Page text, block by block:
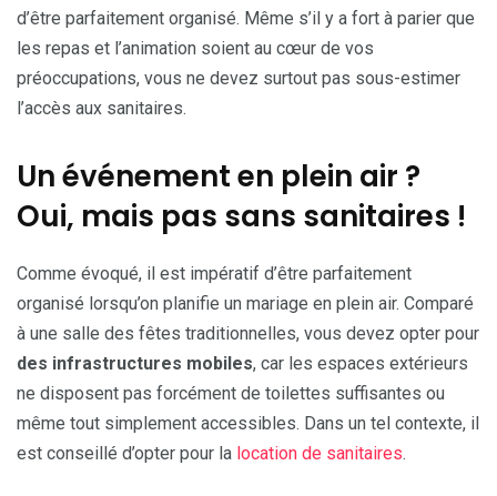
d’être parfaitement organisé. Même s’il y a fort à parier que
les repas et l’animation soient au cœur de vos
préoccupations, vous ne devez surtout pas sous-estimer
l’accès aux sanitaires.
Un événement en plein air ?
Oui, mais pas sans sanitaires !
Comme évoqué, il est impératif d’être parfaitement
organisé lorsqu’on planifie un mariage en plein air. Comparé
à une salle des fêtes traditionnelles, vous devez opter pour
des infrastructures mobiles, car les espaces extérieurs
ne disposent pas forcément de toilettes suffisantes ou
même tout simplement accessibles. Dans un tel contexte, il
est conseillé d’opter pour la location de sanitaires.